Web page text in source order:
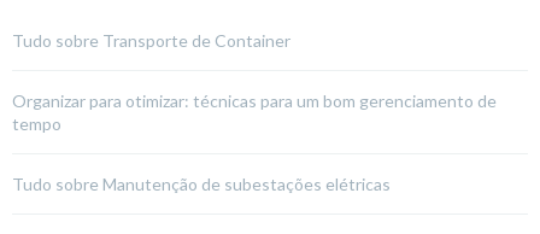
Tudo sobre Transporte de Container
Organizar para otimizar: técnicas para um bom gerenciamento de
tempo
Tudo sobre Manutenção de subestações elétricas